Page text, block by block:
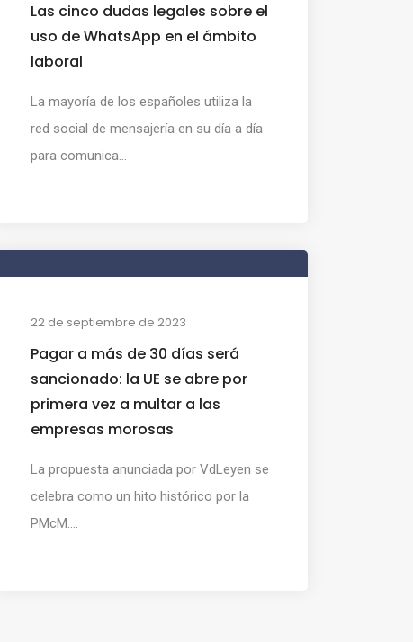
Las cinco dudas legales sobre el
uso de WhatsApp en el ámbito
laboral
La mayoría de los españoles utiliza la
red social de mensajería en su día a día
para comunica...
22 de septiembre de 2023
Pagar a más de 30 días será
sancionado: la UE se abre por
primera vez a multar a las
empresas morosas
La propuesta anunciada por VdLeyen se
celebra como un hito histórico por la
PMcM....